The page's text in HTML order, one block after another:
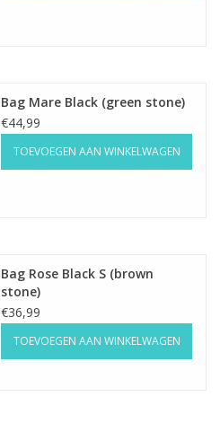
Bag Mare Black (green stone)
€44,99
TOEVOEGEN AAN WINKELWAGEN
Bag Rose Black S (brown
stone)
€36,99
TOEVOEGEN AAN WINKELWAGEN